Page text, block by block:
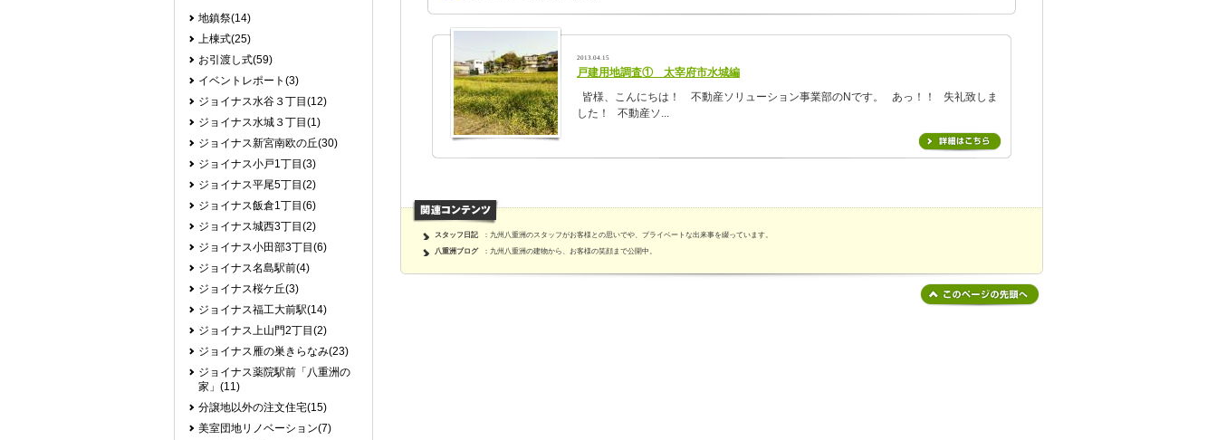
2013.04.15
戸建用地調査① 太宰府市水城編
皆様、こんにちは！ 不動産ソリューション事業部のNです。 あっ！！ 失礼致しま
した！ 不動産ソ...
スタッフ日記
：九州八重洲のスタッフがお客様との思いでや、プライベートな出来事を綴っています。
八重洲ブログ
：九州八重洲の建物から、お客様の笑顔まで公開中。
地鎮祭(14)
上棟式(25)
お引渡し式(59)
イベントレポート(3)
ジョイナス水谷３丁目(12)
ジョイナス水城３丁目(1)
ジョイナス新宮南欧の丘(30)
ジョイナス小戸1丁目(3)
ジョイナス平尾5丁目(2)
ジョイナス飯倉1丁目(6)
ジョイナス城西3丁目(2)
ジョイナス小田部3丁目(6)
ジョイナス名島駅前(4)
ジョイナス桜ケ丘(3)
ジョイナス福工大前駅(14)
ジョイナス上山門2丁目(2)
ジョイナス雁の巣きらなみ(23)
ジョイナス薬院駅前「八重洲の
家」(11)
分譲地以外の注文住宅(15)
美室団地リノベーション(7)